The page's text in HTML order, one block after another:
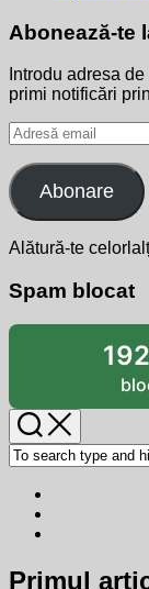
Abonează-te
Introdu adresa
primi notificări
Adresă
email
Abonare
Alătură-te
Spam blocat
Primul